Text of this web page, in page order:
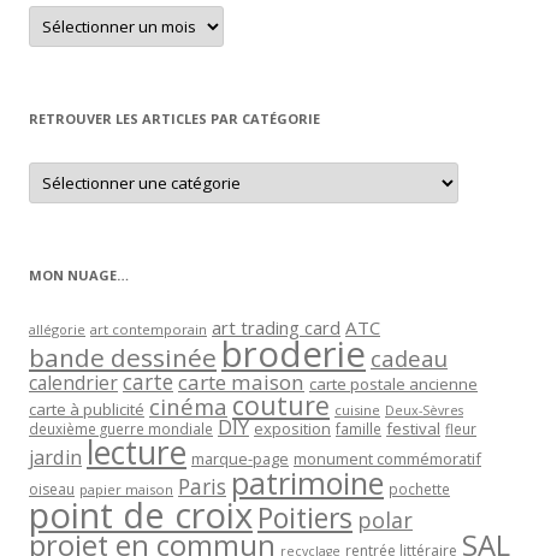
Retrouver
un
article
RETROUVER LES ARTICLES PAR CATÉGORIE
Retrouver
les
articles
MON NUAGE…
allégorie art contemporain art trading card ATC
bande dessinée broderie cadeau
calendriercartecarte maison carte postale ancienne
carte à publicité cinéma couture cuisine Deux-Sèvres
deuxième guerre mondiale DIY exposition famille festival fleur
jardin lecture marque-page monument commémoratif
oiseau papier maison Paris patrimoine pochette
point de croixPoitiers polar
projet en commun recyclage rentrée littéraire SAL